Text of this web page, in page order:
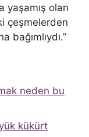
yaşamış olan
çeşmelerden
bağımlıydı.”
neden bu
kükürt